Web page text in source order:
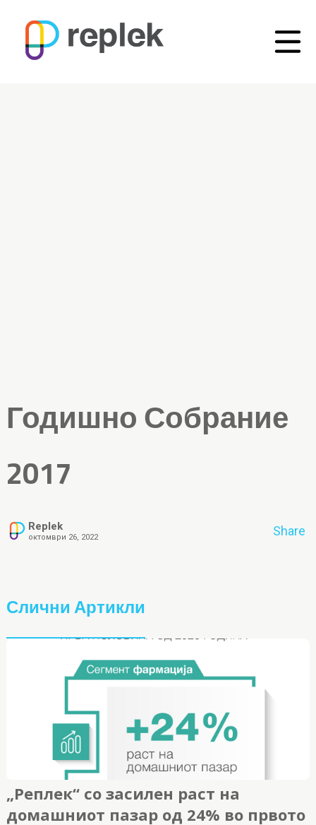
Годишно Собрание
2017
Replek
октомври 26, 2022 Share
Слични Артикли
„Реплек“ со засилен раст на
домашниот пазар од 24% во првото